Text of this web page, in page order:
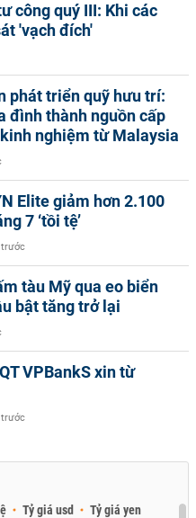
công quý III: Khi các
'vạch đích'
phát triển quỹ hưu trí:
đình thành nguồn cấp
nghiệm từ Malaysia
Elite giảm hơn 2.100
7 ‘tồi tệ’
trước
tàu Mỹ qua eo biển
bật tăng trở lại
VPBankS xin từ
trước
Tỷ giá usd Tỷ giá yen